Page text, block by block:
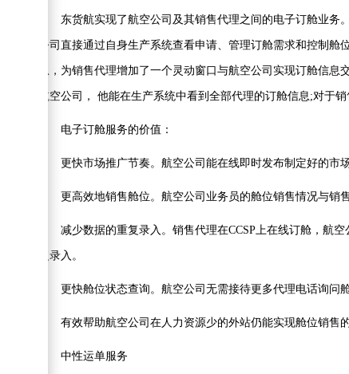
东货航实现了航空公司及其销售代理之间的电子订舱业务
公司直接通过自身生产系统查看申请、管理订舱需求和控制
息，为销售代理增加了一个灵动窗口与航空公司实现订舱信
航空公司， 他能在生产系统中看到全部代理的订舱信息;对于
电子订舱服务的价值：
更快市场推广节奏。航空公司能在线即时发布制定好的市场
更高效地销售舱位。航空公司业务员的舱位销售情况与销售
减少数据的重复录入。销售代理在CCSP上在线订舱，航空
复录入。
更快舱位状态查询。航空公司无需接待更多代理电话询问舱
有效帮助航空公司在人力资源少的外站仍能实现舱位销售
中性运单服务